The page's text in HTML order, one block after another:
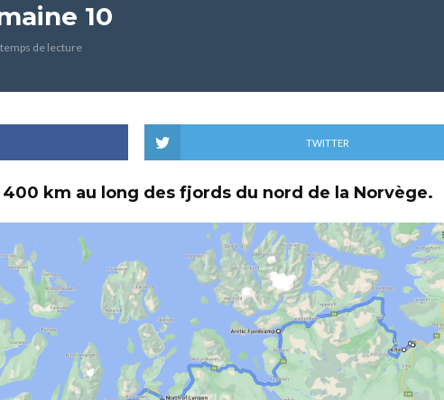
10
de lecture
TWITTER
km au long des fjords du nord de la Norvège.